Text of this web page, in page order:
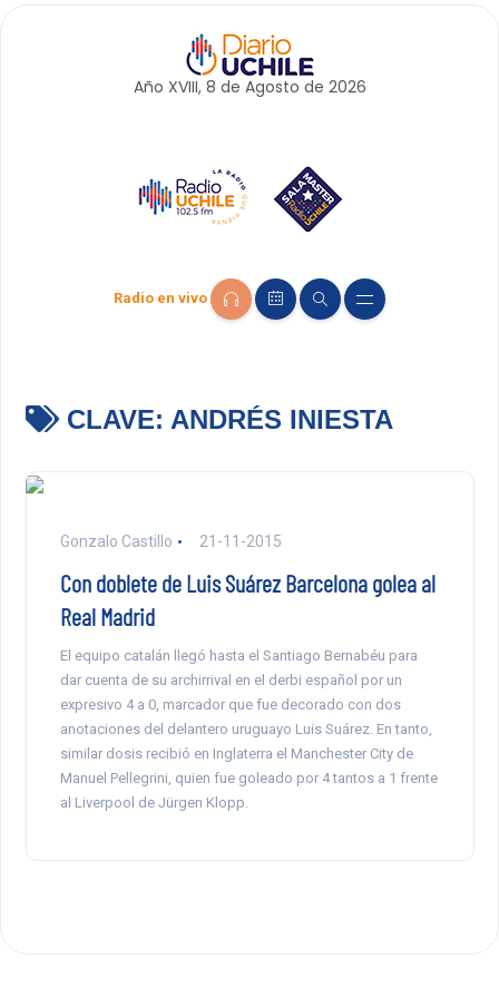
Año XVIII, 8 de Agosto de 2026
Radio en vivo
CLAVE: ANDRÉS INIESTA
Gonzalo Castillo 21-11-2015
Con doblete de Luis Suárez Barcelona golea al
Real Madrid
El equipo catalán llegó hasta el Santiago Bernabéu para
dar cuenta de su archirrival en el derbi español por un
expresivo 4 a 0, marcador que fue decorado con dos
anotaciones del delantero uruguayo Luis Suárez. En tanto,
similar dosis recibió en Inglaterra el Manchester City de
Manuel Pellegrini, quien fue goleado por 4 tantos a 1 frente
al Liverpool de Jürgen Klopp.